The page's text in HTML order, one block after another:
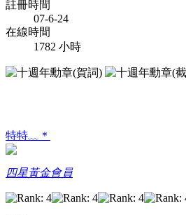
註冊時間
07-6-24
在線時間
1782 小時
特特﹏＊
四星黃金會員